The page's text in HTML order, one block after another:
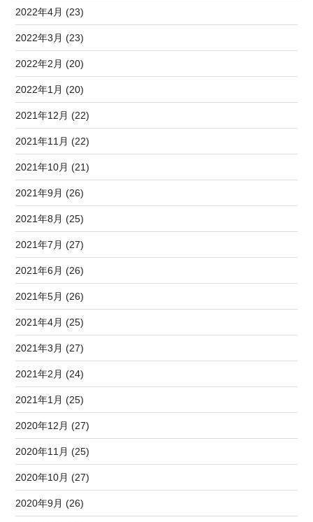
2022年4月 (23)
2022年3月 (23)
2022年2月 (20)
2022年1月 (20)
2021年12月 (22)
2021年11月 (22)
2021年10月 (21)
2021年9月 (26)
2021年8月 (25)
2021年7月 (27)
2021年6月 (26)
2021年5月 (26)
2021年4月 (25)
2021年3月 (27)
2021年2月 (24)
2021年1月 (25)
2020年12月 (27)
2020年11月 (25)
2020年10月 (27)
2020年9月 (26)